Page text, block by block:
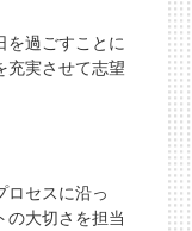
を過ごすことに
充実させて志望
ロセスに沿っ
の大切さを担当